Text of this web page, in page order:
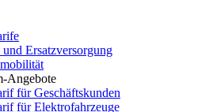
Ersatzversorgung
Angebote
für Geschäftskunden
für Elektrofahrzeuge